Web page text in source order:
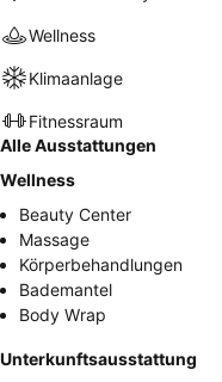
Wellness
Klimaanlage
Fitnessraum
Alle Ausstattungen
Wellness
Beauty Center
Massage
Körperbehandlungen
Bademantel
Body Wrap
Unterkunftsausstattung